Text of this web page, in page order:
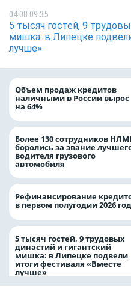
04.08 09:35
5 тысяч гостей, 9
мишка: в Липецке
лучше»
Объем продаж кредитов
наличными в России вырос
на 64%
Более 130 сотрудников
боролись за звание
водителя грузового
автомобиля
Рефинансирование
в первом полугодии 2026
5 тысяч гостей, 9 трудовых
династий и гигантский
мишка: в Липецке подвели
итоги фестиваля «Вместе
лучше»